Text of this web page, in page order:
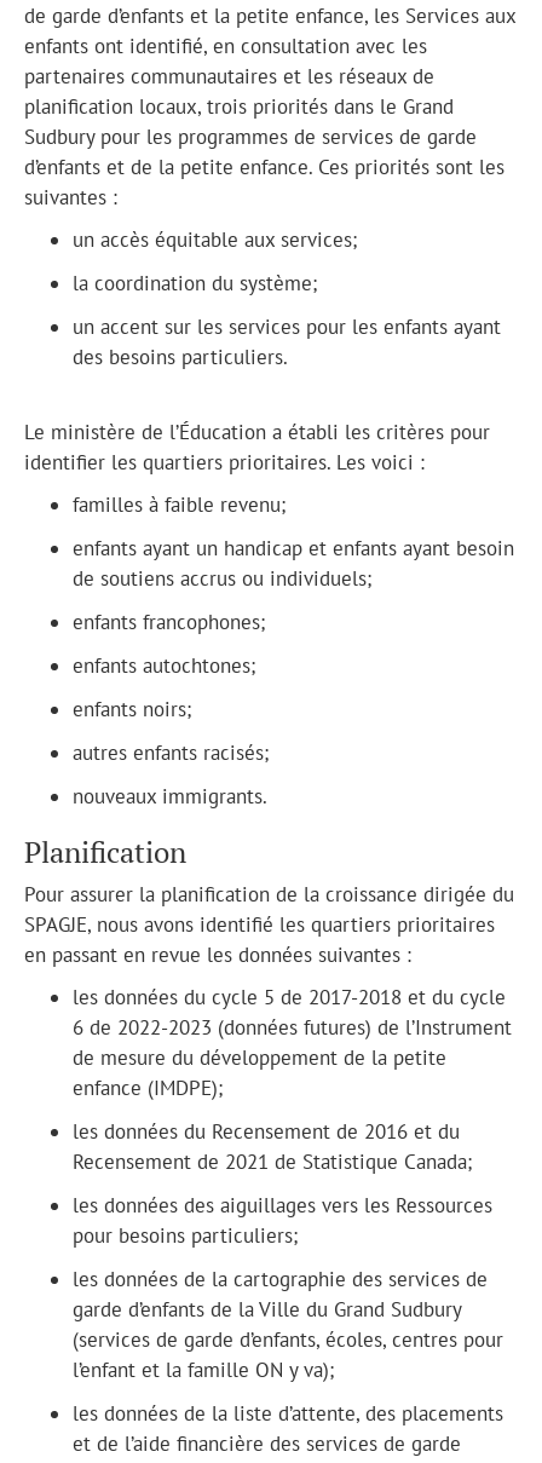
de garde d’enfants et la petite enfance, les Services aux
enfants ont identifié, en consultation avec les
partenaires communautaires et les réseaux de
planification locaux, trois priorités dans le Grand
Sudbury pour les programmes de services de garde
d’enfants et de la petite enfance. Ces priorités sont les
suivantes :
un accès équitable aux services;
la coordination du système;
un accent sur les services pour les enfants ayant
des besoins particuliers.
Le ministère de l’Éducation a établi les critères pour
identifier les quartiers prioritaires. Les voici :
familles à faible revenu;
enfants ayant un handicap et enfants ayant besoin
de soutiens accrus ou individuels;
enfants francophones;
enfants autochtones;
enfants noirs;
autres enfants racisés;
nouveaux immigrants.
Planification
Pour assurer la planification de la croissance dirigée du
SPAGJE, nous avons identifié les quartiers prioritaires
en passant en revue les données suivantes :
les données du cycle 5 de 2017-2018 et du cycle
6 de 2022-2023 (données futures) de l’Instrument
de mesure du développement de la petite
enfance (IMDPE);
les données du Recensement de 2016 et du
Recensement de 2021 de Statistique Canada;
les données des aiguillages vers les Ressources
pour besoins particuliers;
les données de la cartographie des services de
garde d’enfants de la Ville du Grand Sudbury
(services de garde d’enfants, écoles, centres pour
l’enfant et la famille ON y va);
les données de la liste d’attente, des placements
et de l’aide financière des services de garde